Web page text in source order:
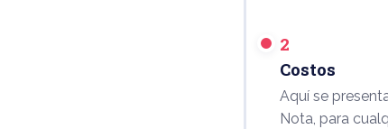
2
Costos
Aquí se
Nota, para